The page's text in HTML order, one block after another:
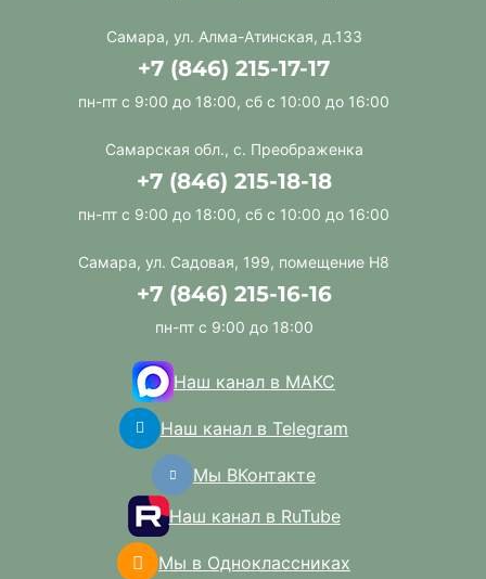
Самара, ул. Алма-Атинская, д.133
+7 (846) 215-17-17
пн-пт с 9:00 до 18:00, сб с 10:00 до 16:00
Самарская обл., с. Преображенка
+7 (846) 215-18-18
пн-пт с 9:00 до 18:00, сб с 10:00 до 16:00
Самара, ул. Садовая, 199, помещение Н8
+7 (846) 215-16-16
пн-пт с 9:00 до 18:00
Наш канал в МАКС
Наш канал в Telegram
Мы ВКонтакте
Наш канал в RuTube
Мы в Одноклассниках